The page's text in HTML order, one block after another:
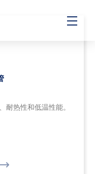
耐热性和低温性能。